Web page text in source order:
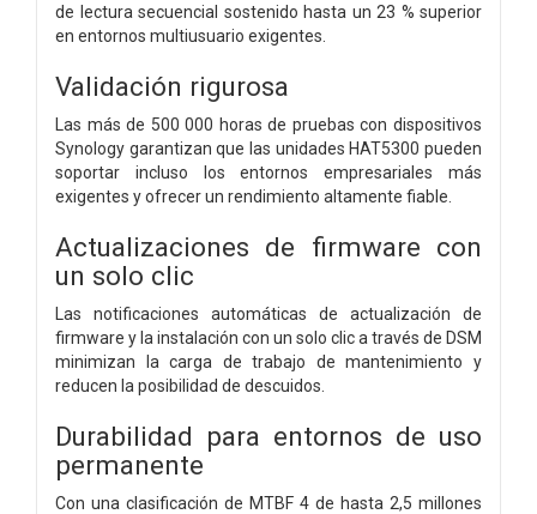
de lectura secuencial sostenido hasta un 23 % superior
en entornos multiusuario exigentes.
Validación rigurosa
Las más de 500 000 horas de pruebas con dispositivos
Synology garantizan que las unidades HAT5300 pueden
soportar incluso los entornos empresariales más
exigentes y ofrecer un rendimiento altamente fiable.
Actualizaciones de firmware con
un solo clic
Las notificaciones automáticas de actualización de
firmware y la instalación con un solo clic a través de DSM
minimizan la carga de trabajo de mantenimiento y
reducen la posibilidad de descuidos.
Durabilidad para entornos de uso
permanente
Con una clasificación de MTBF 4 de hasta 2,5 millones